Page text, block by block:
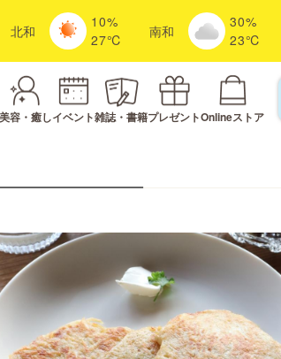
北和
10%
27℃
南和
30%
23℃
美容・癒しイベント雑誌・書籍プレゼントOnlineストア